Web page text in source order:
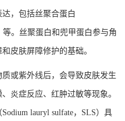
，包括丝聚合蛋白
等。丝聚蛋白和兜甲蛋白参与角
皮肤屏障修护的基础。
或紫外线后，会导致皮肤发生
炎症反应、红肿过敏等现象。
Sodium lauryl sulfate，SLS）具